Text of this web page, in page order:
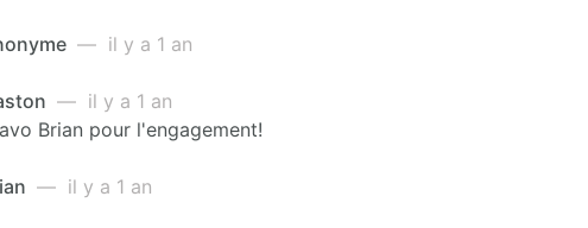
— il y a 1 an
— il y a 1 an
Brian pour l'engagement!
— il y a 1 an